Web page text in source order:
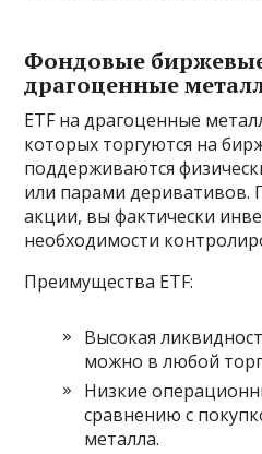
Фондовые
драгоценные
ETF на драгоценные
которых торгуются на
поддерживаются
или парами деривативов.
акции, вы фактически
необходимости
Преимущества ETF:
Высокая
можно в любой
Низкие
сравнению с
металла.